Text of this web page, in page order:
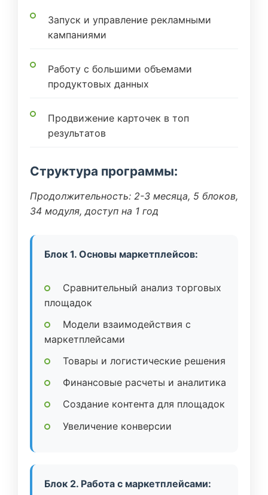
Запуск и управление рекламными
кампаниями
Работу с большими объемами
продуктовых данных
Продвижение карточек в топ
результатов
Структура программы:
Продолжительность: 2-3 месяца, 5 блоков,
34 модуля, доступ на 1 год
Блок 1. Основы маркетплейсов:
Сравнительный анализ торговых
площадок
Модели взаимодействия с
маркетплейсами
Товары и логистические решения
Финансовые расчеты и аналитика
Создание контента для площадок
Увеличение конверсии
Блок 2. Работа с маркетплейсами: